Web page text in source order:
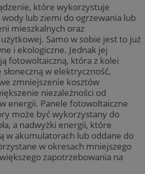
które wykorzystuje
lub ziemi do ogrzewania lub
mieszkalnych oraz
Samo w sobie jest to już
i ekologiczne. Jednak jej
fotowoltaiczną, która z kolei
w elektryczność,
zmniejszenie kosztów
niezależności od
energii. Panele fotowoltaiczne
może być wykorzystany do
a nadwyżki energii, które
w akumulatorach lub oddane do
w okresach mniejszego
zapotrzebowania na